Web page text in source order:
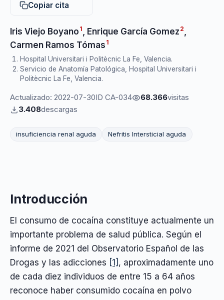
Copiar cita
Iris Viejo Boyano 1 Enrique García Gomez 2
Carmen Ramos Tómas 1
Hospital Universitari i Politècnic La Fe, Valencia.
Servicio de Anatomía Patológica, Hospital Universitari i
Politècnic La Fe, Valencia.
Actualizado: 2022-07-30ID CA-034 68.366visitas
3.408descargas
insuficiencia renal aguda Nefritis Intersticial aguda
Introducción
El consumo de cocaína constituye actualmente un
importante problema de salud pública. Según el
informe de 2021 del Observatorio Español de las
Drogas y las adicciones [1] , aproximadamente uno
de cada diez individuos de entre 15 a 64 años
reconoce haber consumido cocaína en polvo